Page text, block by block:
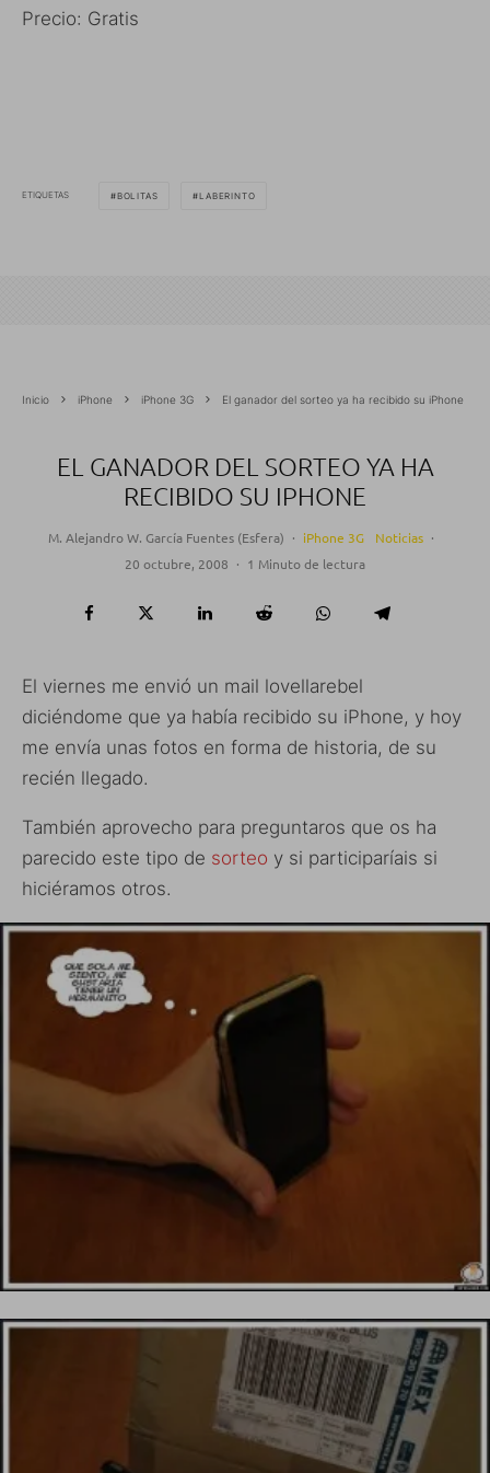
Precio: Gratis
ETIQUETAS BOLITAS LABERINTO
Inicio iPhone iPhone 3G El ganador del sorteo ya ha recibido su iPhone
EL GANADOR DEL SORTEO YA HA
RECIBIDO SU IPHONE
M. Alejandro W. García Fuentes (Esfera) · iPhone 3G Noticias ·
20 octubre, 2008 · 1 Minuto de lectura
El viernes me envió un mail lovellarebel
diciéndome que ya había recibido su iPhone, y hoy
me envía unas fotos en forma de historia, de su
recién llegado.
También aprovecho para preguntaros que os ha
parecido este tipo de sorteo y si participaríais si
hiciéramos otros.